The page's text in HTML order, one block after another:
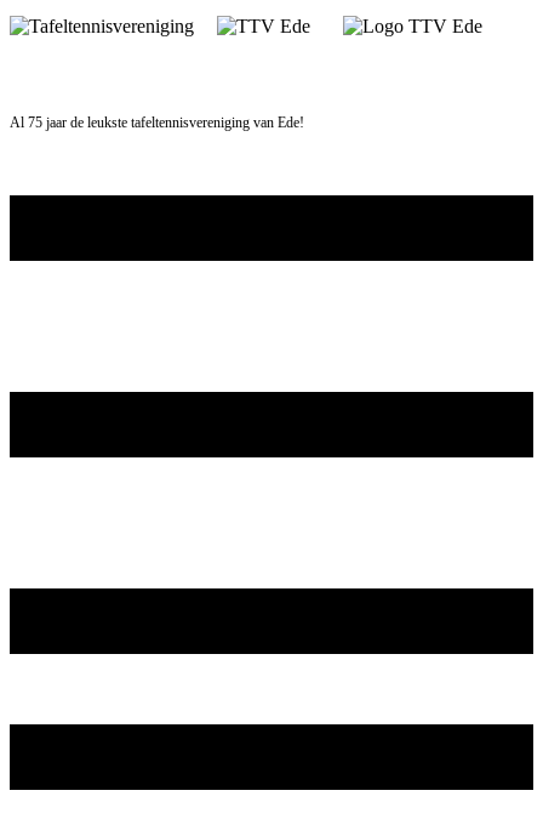
Skip
to
Al 75 jaar de leukste tafeltennisvereniging van Ede!